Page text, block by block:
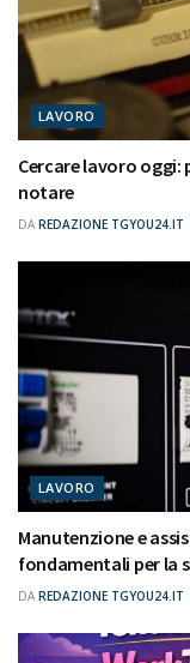
LAVORO
Cercare lavoro oggi:
notare
DA REDAZIONE TGYOU24.IT
LAVORO
Manutenzione e
fondamentali per la
DA REDAZIONE TGYOU24.IT